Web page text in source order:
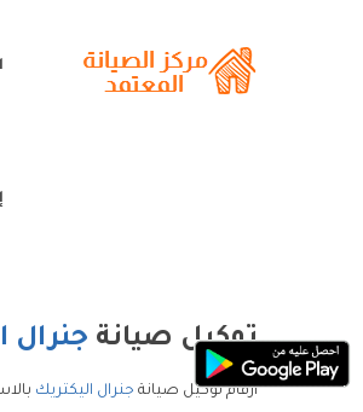
توكيل صيانة جنرال
ارقام توكيل صيانة جنرال اليكتريك